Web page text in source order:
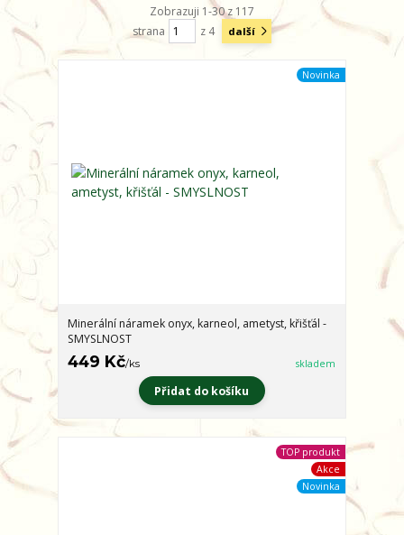
Zobrazuji 1-30 z 117
strana
z 4 další
Novinka
Minerální náramek onyx, karneol, ametyst, křišťál -
SMYSLNOST
449 Kč/ks skladem
Přidat do košíku
TOP produkt
Akce
Novinka